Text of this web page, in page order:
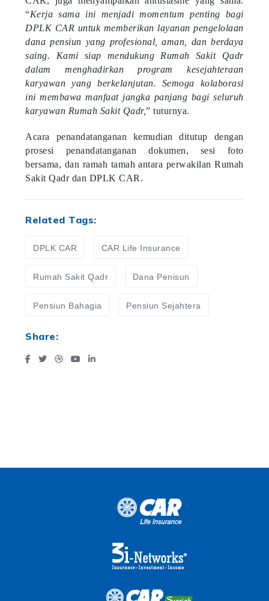
“Kerja sama ini menjadi momentum penting bagi
DPLK CAR untuk memberikan layanan pengelolaan
dana pensiun yang profesional, aman, dan berdaya
saing. Kami siap mendukung Rumah Sakit Qadr
dalam menghadirkan program kesejahteraan
karyawan yang berkelanjutan. Semoga kolaborasi
ini membawa manfaat jangka panjang bagi seluruh
karyawan Rumah Sakit Qadr,” tuturnya.
Acara penandatanganan kemudian ditutup dengan
prosesi penandatanganan dokumen, sesi foto
bersama, dan ramah tamah antara perwakilan Rumah
Sakit Qadr dan DPLK CAR.
Related Tags:
DPLK CAR CAR Life Insurance
Rumah Sakit Qadr Dana Penisun
Pensiun Bahagia Pensiun Sejahtera
Share: